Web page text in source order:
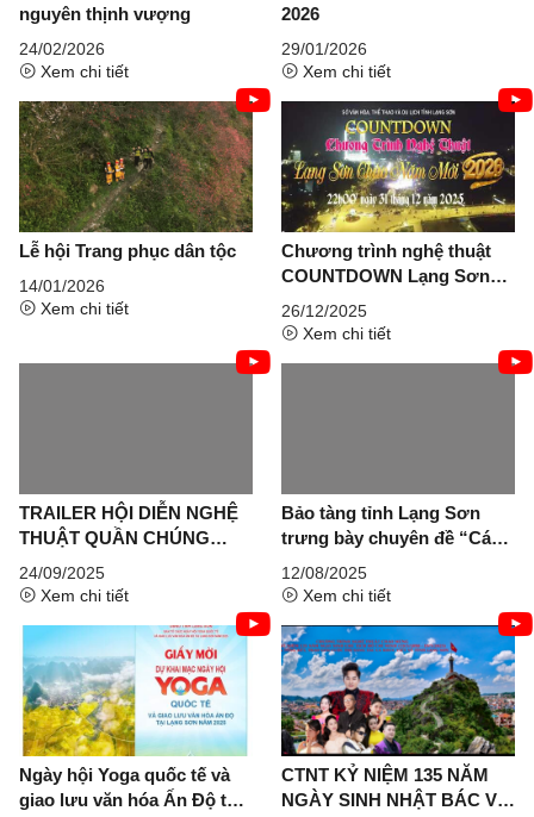
nguyên thịnh vượng
24/02/2026
Xem chi tiết
2026
29/01/2026
Xem chi tiết
Lễ hội Trang phục dân tộc
14/01/2026
Xem chi tiết
Chương trình nghệ thuật
COUNTDOWN Lạng Sơn
chào năm mới 2026
26/12/2025
Xem chi tiết
TRAILER HỘI DIỄN NGHỆ
THUẬT QUẦN CHÚNG
CÔNG NÔNG BINH TỈNH
LẠNG SƠN 2025
24/09/2025
Xem chi tiết
Bảo tàng tỉnh Lạng Sơn
trưng bày chuyên đề “Cách
mạng tháng tám năm 1945 -
Bước ngoặt vĩ đại của cách
mạng Việt Nam trong thế kỷ
XX”
12/08/2025
Xem chi tiết
Ngày hội Yoga quốc tế và
giao lưu văn hóa Ấn Độ tại
CTNT KỶ NIỆM 135 NĂM
NGÀY SINH NHẬT BÁC VÀ